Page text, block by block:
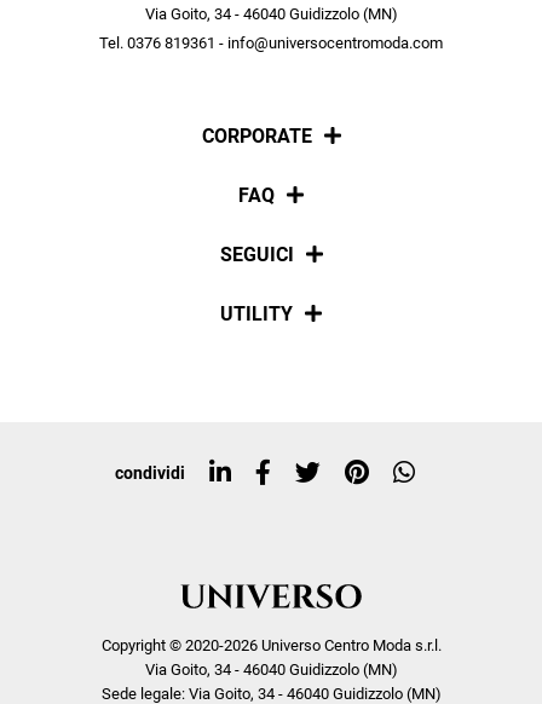
Via Goito, 34 - 46040 Guidizzolo (MN)
Tel. 0376 819361 - info@universocentromoda.com
CORPORATE
Chi siamo
FAQ
Pagamenti
SEGUICI
Social
UTILITY
Top ricerche
condividi
Copyright © 2020-2026 Universo Centro Moda s.r.l.
Via Goito, 34 - 46040 Guidizzolo (MN)
Sede legale: Via Goito, 34 - 46040 Guidizzolo (MN)
scopri in anteprima le offerte in esclusiva a te riservate.
ISCRIVITI